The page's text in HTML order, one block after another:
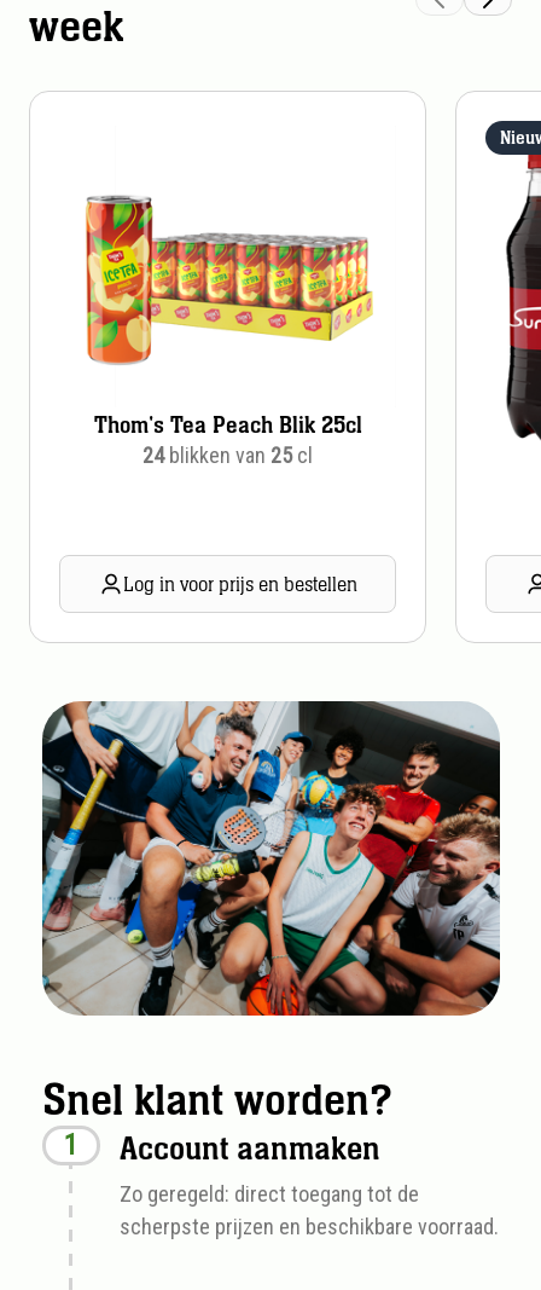
week
Thom's Tea Peach Blik 25cl
24blikken van 25cl
Log in voor prijs en bestellen
Snel klant worden?
Account aanmaken
Zo geregeld: direct toegang tot de
scherpste prijzen en beschikbare voorraad.